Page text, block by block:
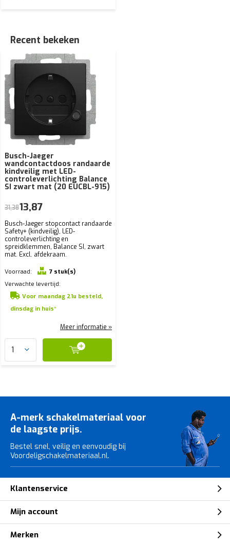
Recent bekeken
Busch-Jaeger
wandcontactdoos randaarde
kindveilig met LED-
controleverlichting Balance
SI zwart mat (20 EUCBL-915)
Busch-Jaeger stopcontact randaarde
Safety+ (kindveilig), LED-
controleverlichting en
spreidklemmen, Balance SI, zwart
mat. Excl. afdekraam.
Voorraad:
7 stuk(s)
Verwachte levertijd:
Voor maandag 21u besteld,
dinsdag in huis*
31,3813,87
Meer informatie »
A-merk schakelmateriaal voor
de laagste prijs.
Bestel snel, veilig en eenvoudig bij
Voordeligschakelmateriaal.nl.
Klantenservice
Mijn account
Merken